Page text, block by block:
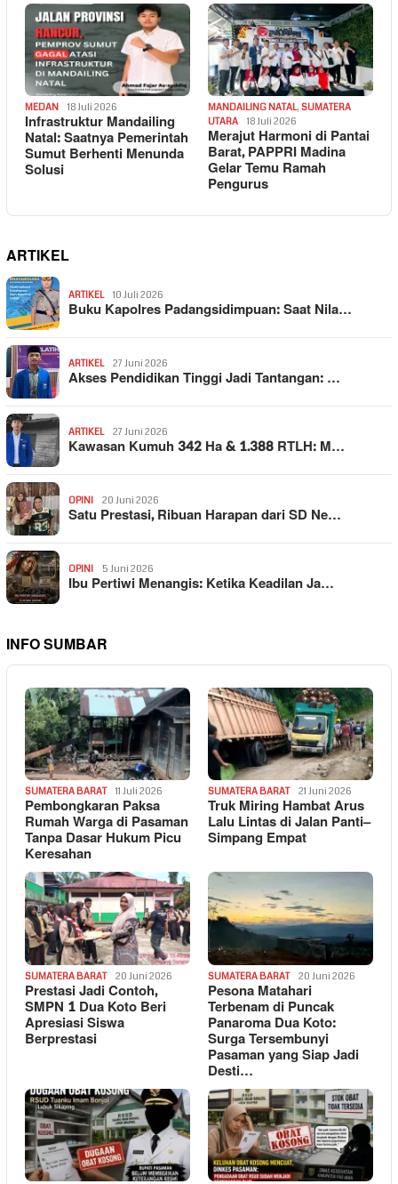
MEDAN 18 Juli 2026
Infrastruktur Mandailing
Natal: Saatnya Pemerintah
Sumut Berhenti Menunda
Solusi
MANDAILING NATAL, SUMATERA
UTARA
18 Juli 2026
Merajut Harmoni di Pantai
Barat, PAPPRI Madina
Gelar Temu Ramah
Pengurus
ARTIKEL
ARTIKEL 10 Juli 2026
Buku Kapolres Padangsidimpuan: Saat Nila…
ARTIKEL 27 Juni 2026
Akses Pendidikan Tinggi Jadi Tantangan: …
ARTIKEL 27 Juni 2026
Kawasan Kumuh 342 Ha & 1.388 RTLH: M…
OPINI 20 Juni 2026
Satu Prestasi, Ribuan Harapan dari SD Ne…
OPINI 5 Juni 2026
Ibu Pertiwi Menangis: Ketika Keadilan Ja…
INFO SUMBAR
SUMATERA BARAT 11 Juli 2026
Pembongkaran Paksa
Rumah Warga di Pasaman
Tanpa Dasar Hukum Picu
Keresahan
SUMATERA BARAT 21 Juni 2026
Truk Miring Hambat Arus
Lalu Lintas di Jalan Panti–
Simpang Empat
SUMATERA BARAT 20 Juni 2026
Prestasi Jadi Contoh,
SMPN 1 Dua Koto Beri
Apresiasi Siswa
Berprestasi
SUMATERA BARAT 20 Juni 2026
Pesona Matahari
Terbenam di Puncak
Panaroma Dua Koto:
Surga Tersembunyi
Pasaman yang Siap Jadi
Desti…